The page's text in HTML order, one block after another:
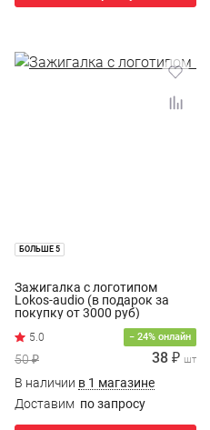
БОЛЬШЕ 5
Зажигалка с логотипом
Lokos-audio (в подарок за
покупку от 3000 руб)
− 24% онлайн
50 ₽ 38 ₽ шт
В наличии в 1 магазине
Доставим по запросу